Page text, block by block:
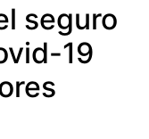
seguro
19